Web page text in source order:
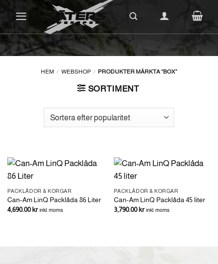
content
HEM / WEBSHOP / PRODUKTER MÄRKTA ”BOX”
SORTIMENT
PACKLÅDOR & KORGAR
Can-Am LinQ Packlåda 86 Liter
4,690.00kr inkl. moms
PACKLÅDOR & KORGAR
Can-Am LinQ Packlåda 45 liter
3,790.00kr inkl. moms